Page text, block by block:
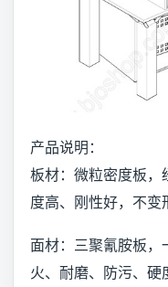
产品说明：
板材：微粒密度板，
度高、刚性好，不变
面材：三聚氰胺板，
火、耐磨、防污、硬